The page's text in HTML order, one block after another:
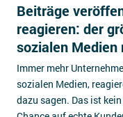
Beiträge
reagieren: der
sozialen Medien
Immer mehr
sozialen Medien,
dazu sagen. Das ist